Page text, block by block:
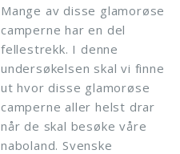
Mange av disse glamorøse
camperne har en del
fellestrekk. I denne
undersøkelsen skal vi finne
ut hvor disse glamorøse
camperne aller helst drar
når de skal besøke våre
naboland. Svenske